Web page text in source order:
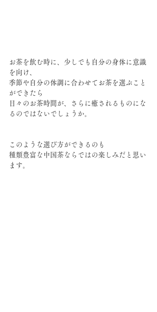
お茶を飲む時に、少しでも自分の身体に意識
を向け、
季節や自分の体調に合わせてお茶を選ぶこと
ができたら
日々のお茶時間が、さらに癒されるものにな
るのではないでしょうか。
このような選び方ができるのも
種類豊富な中国茶ならではの楽しみだと思い
ます。